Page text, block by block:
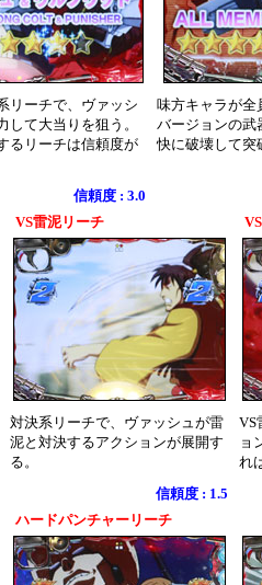
リーチで、ヴァッシ
して大当りを狙う。
るリーチは信頼度が
信頼度 : 3.0
味方キャラが全
バージョンの武
快に破壊して突
VS雷泥リーチ
対決系リーチで、ヴァッシュが雷
泥と対決するアクションが展開す
る。
信頼度 : 1.5
VS
ョ
れ
ハードパンチャーリーチ